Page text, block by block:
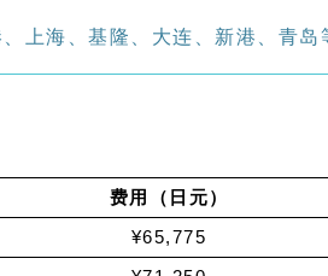
上海、基隆、大连、新港、青岛
费用（日元）
¥65,775